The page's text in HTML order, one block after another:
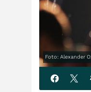
Foto: Alexander